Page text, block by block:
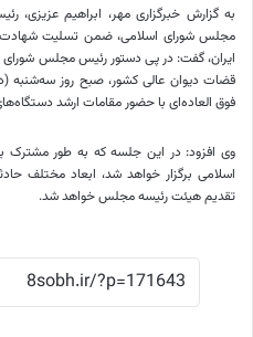
به گزارش خبرگزاری مهر، ابراهیم
مجلس شورای اسلامی، ضمن تسلیت
ایران، گفت: در پی دستور رئیس مجلس شورای
قضات دیوان عالی کشور، صبح روز
فوق العاده‌ای با حضور مقامات ارشد
وی افزود: در این جلسه که به طور
اسلامی برگزار خواهد شد، ابعاد مختلف
تقدیم هیئت رئیسه مجلس خواهد شد.